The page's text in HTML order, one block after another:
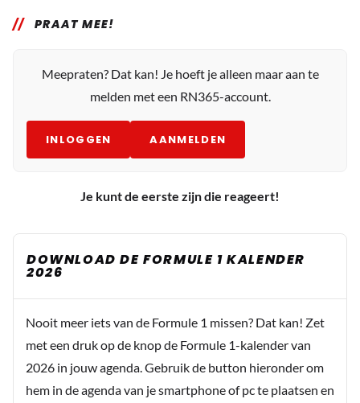
PRAAT MEE!
Meepraten? Dat kan! Je hoeft je alleen maar aan te
melden met een RN365-account.
INLOGGEN AANMELDEN
Je kunt de eerste zijn die reageert!
DOWNLOAD DE FORMULE 1 KALENDER
2026
Nooit meer iets van de Formule 1 missen? Dat kan! Zet
met een druk op de knop de Formule 1-kalender van
2026 in jouw agenda. Gebruik de button hieronder om
hem in de agenda van je smartphone of pc te plaatsen en